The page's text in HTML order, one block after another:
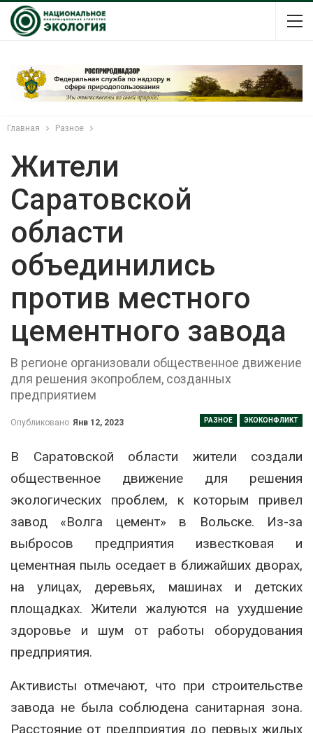
Главная Разное
Жители
Саратовской
области
объединились
против местного
цементного завода
В регионе организовали общественное движение
для решения экопроблем, созданных
предприятием
РАЗНОЕ ЭКОКОНФЛИКТ
Опубликовано Янв 12, 2023
В Саратовской области жители создали
общественное движение для решения
экологических проблем, к которым привел
завод «Волга цемент» в Вольске. Из-за
выбросов предприятия известковая и
цементная пыль оседает в ближайших дворах,
на улицах, деревьях, машинах и детских
площадках. Жители жалуются на ухудшение
здоровье и шум от работы оборудования
предприятия.
Активисты отмечают, что при строительстве
завода не была соблюдена санитарная зона.
Расстояние от предприятия до первых жилых